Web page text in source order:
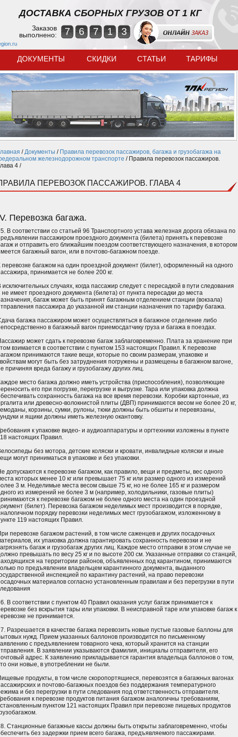
ДОСТАВКА СБОРНЫХ ГРУЗОВ ОТ 1 КГ
Заказов
выполнено:
7 6 7 1 3
ДОКУМЕНТЫ СКИДКИ СТАТЬИ ТАРИФЫ
/Документы / Правила перевозок пассажиров, багажа и грузобагажа на
железнодорожном транспорте / Правила перевозок пассажиров.
4 /
ПЕРЕВОЗОК ПАССАЖИРОВ. ГЛАВА 4
Перевозка багажа.
В соответствии со статьей 96 Транспортного устава железная дорога обязана по
пассажиром проездного документа (билета) принять к перевозке
и отправить его ближайшим поездом соответствующего назначения, в котором
багажный вагон, или в почтово-багажном поезде.
перевозке багажом на один проездной документ (билет), оформленный на одного
принимается не более 200 кг.
исключительных случаях, когда пассажир следует с пересадкой в пути следования
не имеет проездного документа (билета) от пункта пересадки до места
багаж может быть принят багажным отделением станции (вокзала)
пассажира до указанной им станции назначения по тарифу багажа.
багажа пассажиром может осуществляться в багажное отделение либо
в багажный вагон приемосдатчику груза и багажа в поездах.
может сдать к перевозке багаж заблаговременно. Плата за хранение при
взимается в соответствии с пунктом 153 настоящих Правил. К перевозке
принимаются такие вещи, которые по своим размерам, упаковке и
могут быть без затруднения погружены и размещены в багажном вагоне,
причиняя вреда багажу и грузобагажу других лиц.
место багажа должно иметь устройства (приспособления), позволяющие
его при погрузке, перегрузке и выгрузке. Тара или упаковка должна
сохранность багажа на все время перевозки. Коробки картонные, из
или древесно-волокнистой плиты (ДВП) принимаются весом не более 20 кг,
корзины, сумки, рулоны, тюки должны быть обшиты и перевязаны,
и ящики должны иметь железную окантовку.
к упаковке видео- и аудиоаппаратуры и оргтехники изложены в пункте
настоящих Правил.
без мотора, детские коляски и кровати, инвалидные коляски и иные
могут приниматься в упаковке и без упаковки.
допускаются к перевозке багажом, как правило, вещи и предметы, вес одного
которых менее 10 кг или превышает 75 кг или размер одного из измерений
3 м. Неделимые места весом свыше 75 кг, но не более 165 кг и размером
из измерений не более 3 м (например, холодильники, газовые плиты)
к перевозке багажом не более одного места на один проездной
(билет). Перевозка багажом неделимых мест производится в порядке,
порядку перевозки неделимых мест грузобагажом, изложенному в
119 настоящих Правил.
перевозке багажом растений, в том числе саженцев и других посадочных
их упаковка должна гарантировать сохранность перевозки и не
багаж и грузобагаж других лиц. Каждое место отправки в этом случае не
превышать по весу 25 кг и по высоте 200 см. Указанные отправки со станций,
на территории районов, объявленных под карантином, принимаются
по предъявлении владельцем карантинного документа, выданного
инспекцией по карантину растений, на право перевозки
материалов согласно установленным правилам и без перегрузки в пути
В соответствии с пунктом 40 Правил оказания услуг багаж принимается к
без вскрытия тары или упаковки. В неисправной таре или упаковке багаж к
не принимается.
Разрешается в качестве багажа перевозить новые пустые газовые баллоны для
нужд. Прием указанных баллонов производится по письменному
с предъявлением товарного чека, который хранится на станции
В заявлении указываются фамилия, инициалы отправителя, его
адрес. К заявлению прикладывается гарантия владельца баллонов о том,
они новые, в употреблении не были.
продукты, в том числе скоропортящиеся, перевозятся в багажных вагонах
и почтово-багажных поездов без поддержания температурного
и без перегрузки в пути следования под ответственность отправителя.
к перевозке продуктов питания багажом аналогичны требованиям,
пунктом 121 настоящих Правил при перевозке пищевых продуктов
Станционные багажные кассы должны быть открыты заблаговременно, чтобы
без задержки прием всего багажа, предъявляемого пассажирами.